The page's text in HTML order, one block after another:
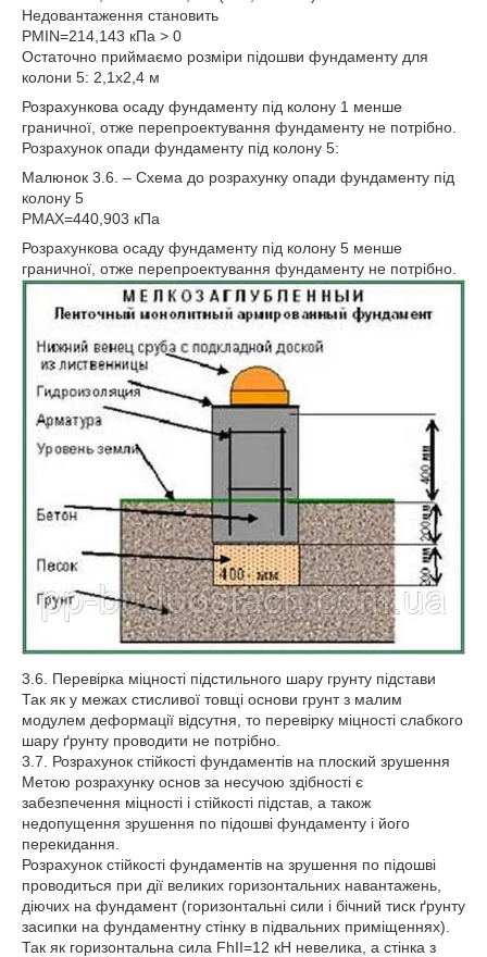
Недовантаження становить
PMIN=214,143 кПа > 0
Остаточно приймаємо розміри підошви фундаменту для
колони 5: 2,1х2,4 м
Розрахункова осаду фундаменту під колону 1 менше
граничної, отже перепроектування фундаменту не потрібно.
Розрахунок опади фундаменту під колону 5:
Малюнок 3.6. – Схема до розрахунку опади фундаменту під
колону 5
PMAX=440,903 кПа
Розрахункова осаду фундаменту під колону 5 менше
граничної, отже перепроектування фундаменту не потрібно.
3.6. Перевірка міцності підстильного шару грунту підстави
Так як у межах стисливої товщі основи грунт з малим
модулем деформації відсутня, то перевірку міцності слабкого
шару ґрунту проводити не потрібно.
3.7. Розрахунок стійкості фундаментів на плоский зрушення
Метою розрахунку основ за несучою здібності є
забезпечення міцності і стійкості підстав, а також
недопущення зрушення по підошві фундаменту і його
перекидання.
Розрахунок стійкості фундаментів на зрушення по підошві
проводиться при дії великих горизонтальних навантажень,
діючих на фундамент (горизонтальні сили і бічний тиск ґрунту
засипки на фундаментну стінку в підвальних приміщеннях).
Так як горизонтальна сила FhII=12 кН невелика, а стінка з